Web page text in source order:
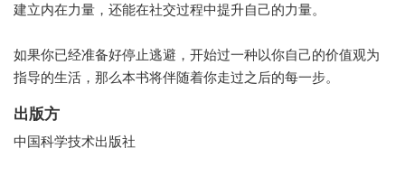
建立内在力量，还能在社交过程中提升自己的力量。
如果你已经准备好停止逃避，开始过一种以你自己的价值观为
指导的生活，那么本书将伴随着你走过之后的每一步。
出版方
中国科学技术出版社